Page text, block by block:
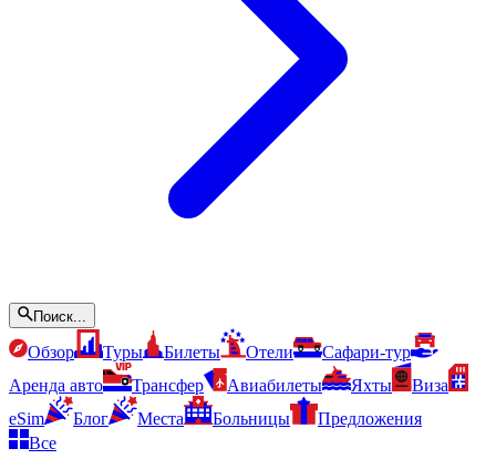
Поиск...
Обзор Туры Билеты Отели
Сафари-тур
Аренда авто
Трансфер Авиабилеты Яхты
Виза
eSim
Блог Места Больницы
Предложения
Все